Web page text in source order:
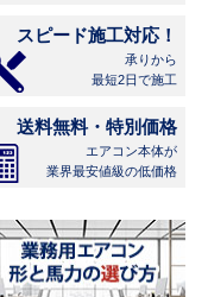
スピード施工対応！
承りから
最短2日で施工
送料無料・特別価格
エアコン本体が
業界最安値級の低価格